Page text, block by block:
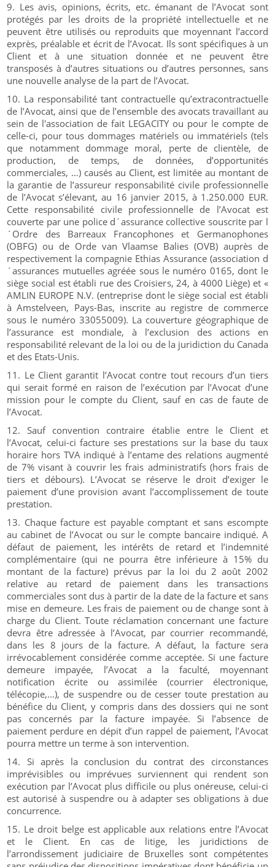
Les avis, opinions, écrits, etc. émanant de l’Avocat sont
protégés par les droits de la propriété intellectuelle et ne
peuvent être utilisés ou reproduits que moyennant l’accord
exprès, préalable et écrit de l’Avocat. Ils sont spécifiques à un
Client et à une situation donnée et ne peuvent être
transposés à d’autres situations ou d’autres personnes, sans
une nouvelle analyse de la part de l’Avocat.
La responsabilité tant contractuelle qu’extracontractuelle
de l’Avocat, ainsi que de l’ensemble des avocats travaillant au
sein de l'association de fait LEGACITY ou pour le compte de
celle-ci, pour tous dommages matériels ou immatériels (tels
que notamment dommage moral, perte de clientèle, de
production, de temps, de données, d’opportunités
commerciales, …) causés au Client, est limitée au montant de
la garantie de l’assureur responsabilité civile professionnelle
de l’Avocat s’élevant, au 16 janvier 2015, à 1.250.000 EUR.
Cette responsabilité civile professionnelle de l’Avocat est
couverte par une police d´assurance collective souscrite par l
´Ordre des Barreaux Francophones et Germanophones
(OBFG) ou de Orde van Vlaamse Balies (OVB) auprès de
respectivement la compagnie Ethias Assurance (association d
´assurances mutuelles agréée sous le numéro 0165, dont le
siège social est établi rue des Croisiers, 24, à 4000 Liège) et «
AMLIN EUROPE N.V. (entreprise dont le siège social est établi
à Amstelveen, Pays-Bas, inscrite au registre de commerce
sous le numéro 33055009). La couverture géographique de
l’assurance est mondiale, à l’exclusion des actions en
responsabilité relevant de la loi ou de la juridiction du Canada
et des Etats-Unis.
Le Client garantit l’Avocat contre tout recours d’un tiers
qui serait formé en raison de l’exécution par l’Avocat d’une
mission pour le compte du Client, sauf en cas de faute de
l’Avocat.
Sauf convention contraire établie entre le Client et
l’Avocat, celui-ci facture ses prestations sur la base du taux
horaire hors TVA indiqué à l’entame des relations augmenté
de 7% visant à couvrir les frais administratifs (hors frais de
tiers et débours). L’Avocat se réserve le droit d’exiger le
paiement d’une provision avant l’accomplissement de toute
prestation.
Chaque facture est payable comptant et sans escompte
au cabinet de l’Avocat ou sur le compte bancaire indiqué. A
défaut de paiement, les intérêts de retard et l’indemnité
complémentaire (qui ne pourra être inférieure à 15% du
montant de la facture) prévus par la loi du 2 août 2002
relative au retard de paiement dans les transactions
commerciales sont dus à partir de la date de la facture et sans
mise en demeure. Les frais de paiement ou de change sont à
charge du Client. Toute réclamation concernant une facture
devra être adressée à l’Avocat, par courrier recommandé,
dans les 8 jours de la facture. A défaut, la facture sera
irrévocablement considérée comme acceptée. Si une facture
demeure impayée, l’Avocat a la faculté, moyennant
notification écrite ou assimilée (courrier électronique,
télécopie,…), de suspendre ou de cesser toute prestation au
bénéfice du Client, y compris dans des dossiers qui ne sont
pas concernés par la facture impayée. Si l’absence de
paiement perdure en dépit d’un rappel de paiement, l’Avocat
pourra mettre un terme à son intervention.
Si après la conclusion du contrat des circonstances
imprévisibles ou imprévues surviennent qui rendent son
exécution par l’Avocat plus difficile ou plus onéreuse, celui-ci
est autorisé à suspendre ou à adapter ses obligations à due
concurrence.
Le droit belge est applicable aux relations entre l’Avocat
et le Client. En cas de litige, les juridictions de
l’arrondissement judiciaire de Bruxelles sont compétentes